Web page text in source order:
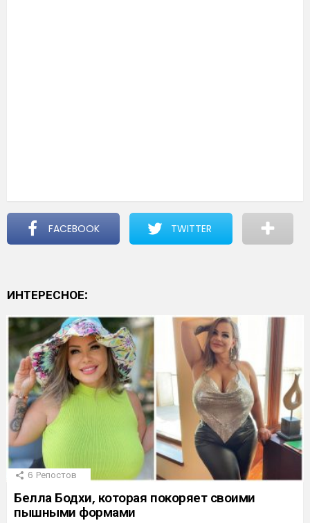
FACEBOOK TWITTER
ИНТЕРЕСНОЕ:
6 Репостов
Белла Бодхи, которая покоряет своими
пышными формами